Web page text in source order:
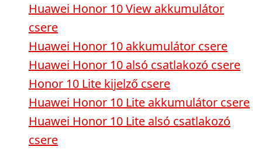
Huawei Honor 10 View akkumulátor
csere
Huawei Honor 10 akkumulátor csere
Huawei Honor 10 alsó csatlakozó csere
Honor 10 Lite kijelző csere
Huawei Honor 10 Lite akkumulátor csere
Huawei Honor 10 Lite alsó csatlakozó
csere